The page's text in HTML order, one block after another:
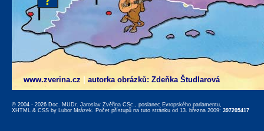
www.zverina.cz autorka obrázků: Zdeňka Študlarová
© 2004 - 2026 Doc. MUDr. Jaroslav Zvěřina CSc., poslanec Evropského parlamentu,
XHTML & CSS by Lubor Mrázek. Počet přístupů na tuto stránku od 13. března 2009: 397205417